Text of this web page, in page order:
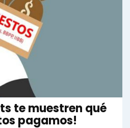
te muestren qué
pagamos!